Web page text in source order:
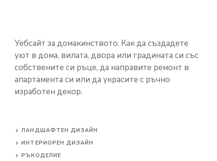
Уебсайт за домакинството. Как да създадете
уют в дома, вилата, двора или градината си със
собствените си ръце, да направите ремонт в
апартамента си или да украсите с ръчно
изработен декор.
ЛАНДШАФТЕН ДИЗАЙН
ИНТЕРИОРЕН ДИЗАЙН
РЪКОДЕЛИЕ